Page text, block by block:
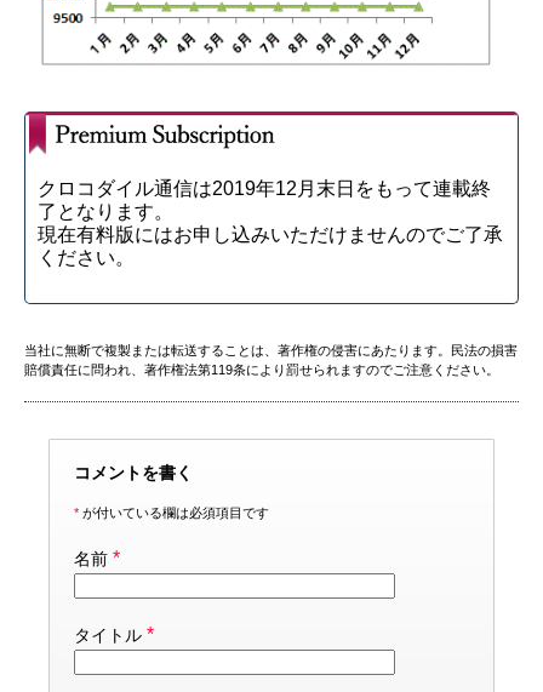
クロコダイル通信は2019年12月末日をもって連載終
了となります。
現在有料版にはお申し込みいただけませんのでご了承
ください。
当社に無断で複製または転送することは、著作権の侵害にあたります。民法の損害
賠償責任に問われ、著作権法第119条により罰せられますのでご注意ください。
コメントを書く
* が付いている欄は必須項目です
名前 *
タイトル *